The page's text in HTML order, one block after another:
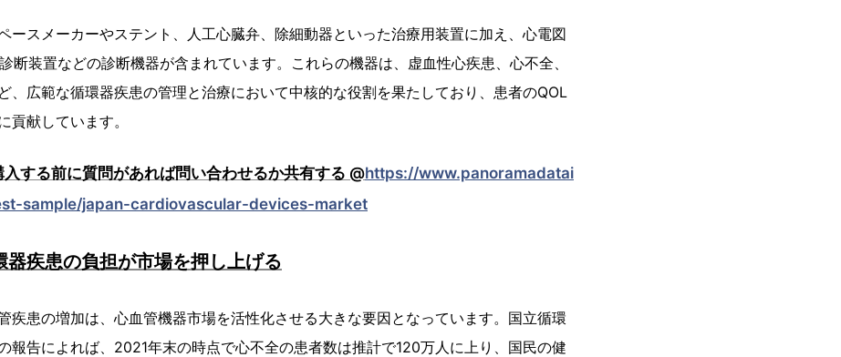
ースメーカーやステント、人工心臓弁、除細動器といった治療用装置に加え、心電図
断装置などの診断機器が含まれています。これらの機器は、虚血性心疾患、心不全、
、広範な循環器疾患の管理と治療において中核的な役割を果たしており、患者のQOL
貢献しています。
する前に質問があれば問い合わせるか共有する @https://www.panoramadatai
sample/japan-cardiovascular-devices-market
器疾患の負担が市場を押し上げる
疾患の増加は、心血管機器市場を活性化させる大きな要因となっています。国立循環
報告によれば、2021年末の時点で心不全の患者数は推計で120万人に上り、国民の健